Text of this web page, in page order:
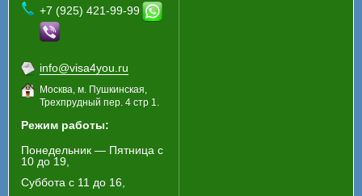
+7 (925) 421-99-99
info@visa4you.ru
Москва, м. Пушкинская,
Трехпрудный пер. 4 стр 1.
Режим работы:
Понедельник — Пятница с
10 до 19,
Суббота с 11 до 16,